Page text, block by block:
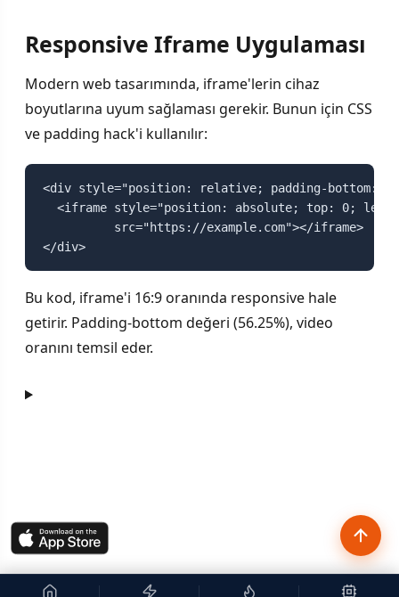
Responsive Iframe Uygulaması
Modern web tasarımında, iframe'lerin cihaz
boyutlarına uyum sağlaması gerekir. Bunun için CSS
ve padding hack'i kullanılır:
<div style="position: relative; padding-bottom:
<iframe style="position: absolute; top: 0;
          src="https://example.com"></iframe>
</div>
Bu kod, iframe'i 16:9 oranında responsive hale
getirir. Padding-bottom değeri (56.25%), video
oranını temsil eder.